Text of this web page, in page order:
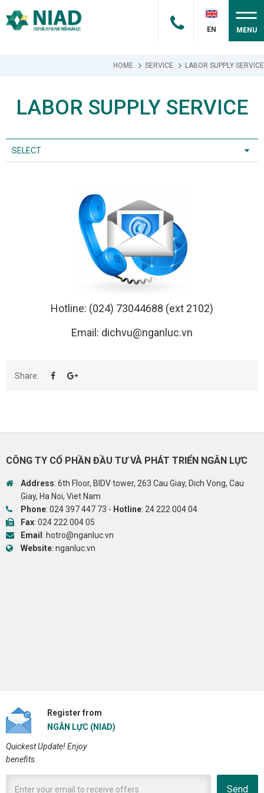
EN MENU
HOME SERVICE LABOR SUPPLY SERVICE
LABOR SUPPLY SERVICE
SELECT
Hotline: (024) 73044688 (ext 2102)
Email: dichvu@nganluc.vn
Share:
CÔNG TY CỔ PHẦN ĐẦU TƯ VÀ PHÁT TRIỂN NGÂN LỰC
Address: 6th Floor, BIDV tower, 263 Cau Giay, Dich Vong, Cau
Giay, Ha Noi, Viet Nam
Phone: 024 397 447 73 - Hotline: 24 222 004 04
Fax: 024 222 004 05
Email : hotro@nganluc.vn
Website: nganluc.vn
Register from
NGÂN LỰC (NIAD)
Quickest Update! Enjoy
benefits
Send